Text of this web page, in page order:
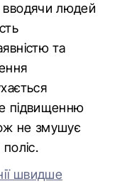
вводячи людей
та
підвищенню
не змушує
швидше